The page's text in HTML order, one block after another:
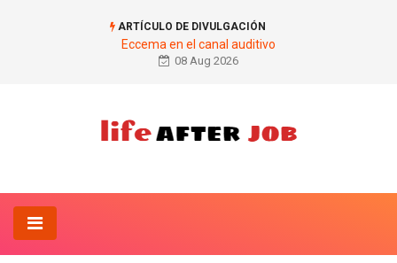
ARTÍCULO DE DIVULGACIÓN
Eccema en el canal auditivo
08 Aug 2026